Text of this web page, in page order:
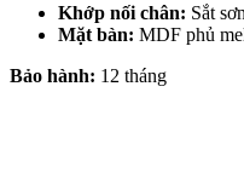
Khớp nối chân: Sắt
Mặt bàn: MDF phủ
Bảo hành: 12 tháng